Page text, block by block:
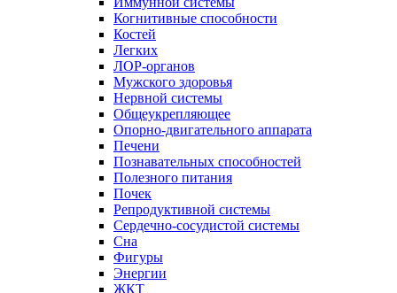
Когнитивные способности
Костей
Легких
ЛОР-органов
Мужского здоровья
Нервной системы
Общеукрепляющее
Опорно-двигательного аппарата
Печени
Познавательных способностей
Полезного питания
Почек
Репродуктивной системы
Сердечно-сосудистой системы
Сна
Фигуры
Энергии
ЖКТ